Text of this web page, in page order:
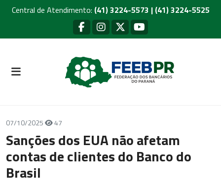
Central de Atendimento: (41) 3224-5573 | (41) 3224-5525
07/10/2025 47
Sanções dos EUA não afetam
contas de clientes do Banco do
Brasil